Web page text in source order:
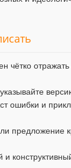
чётко отражать
ошибки и
предложение